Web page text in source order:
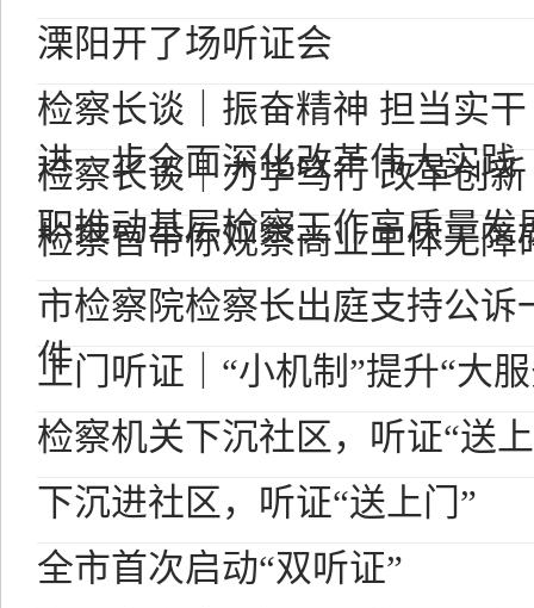
溧阳开了场听证会
检察长谈｜振奋精神 担当实
进一步全面深化改革伟大实践
检察长谈｜力学笃行 改革创
职推动基层检察工作高质量发
检察官带你观察商业主体无障
市检察院检察长出庭支持公诉
件
上门听证｜“小机制”提升“大
检察机关下沉社区，听证“送
下沉进社区，听证“送上门”
全市首次启动“双听证”